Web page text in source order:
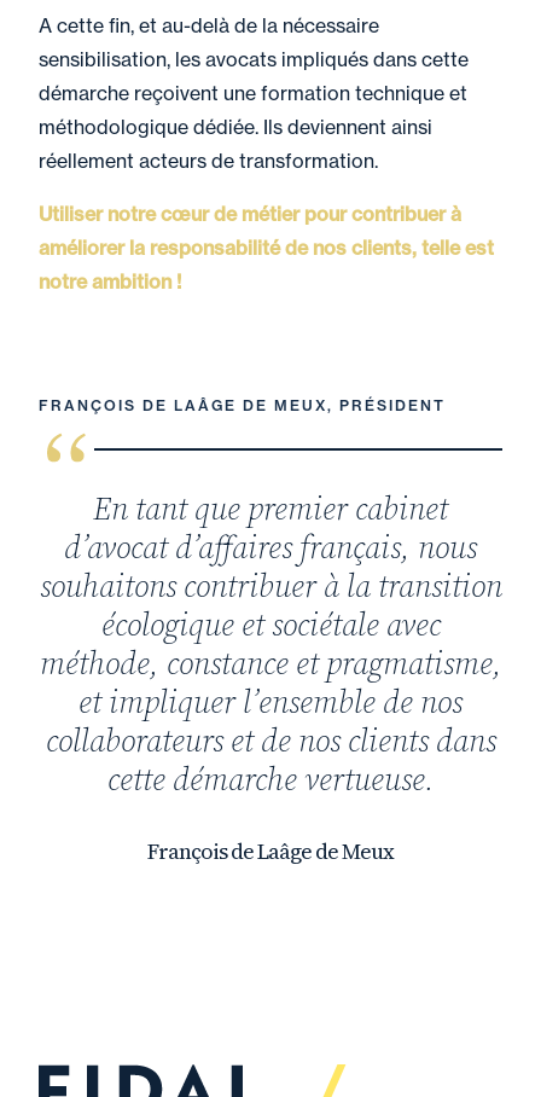
A cette fin, et au-delà de la nécessaire
sensibilisation, les avocats impliqués dans cette
démarche reçoivent une formation technique et
méthodologique dédiée. Ils deviennent ainsi
réellement acteurs de transformation.
Utiliser notre cœur de métier pour contribuer à
améliorer la responsabilité de nos clients, telle est
notre ambition !
FRANÇOIS DE LAÂGE DE MEUX, PRÉSIDENT
En tant que premier cabinet
d’avocat d’affaires français, nous
souhaitons contribuer à la transition
écologique et sociétale avec
méthode, constance et pragmatisme,
et impliquer l’ensemble de nos
collaborateurs et de nos clients dans
cette démarche vertueuse.
François de Laâge de Meux